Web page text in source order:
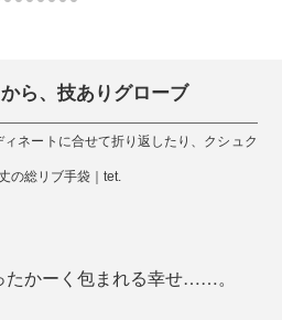
ら、技ありグローブ
ィネートに合せて折り返したり、クシュク
の総リブ手袋｜tet.
かーく包まれる幸せ……。